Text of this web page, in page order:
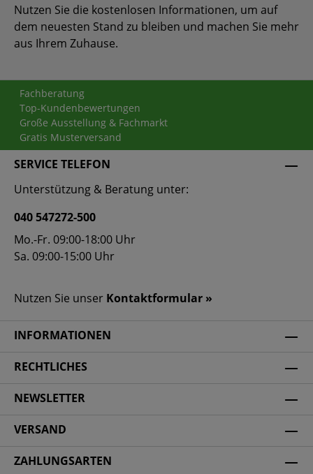
Nutzen Sie die kostenlosen Informationen, um auf
dem neuesten Stand zu bleiben und machen Sie mehr
aus Ihrem Zuhause.
Fachberatung
Top-Kundenbewertungen
Große Ausstellung & Fachmarkt
Gratis Musterversand
SERVICE TELEFON
Unterstützung & Beratung unter:
040 547272-500
Mo.-Fr. 09:00-18:00 Uhr
Sa. 09:00-15:00 Uhr
Nutzen Sie unser Kontaktformular »
INFORMATIONEN
RECHTLICHES
NEWSLETTER
VERSAND
ZAHLUNGSARTEN